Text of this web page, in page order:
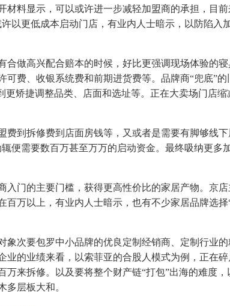
料显示，可以或许进一步减轻加盟商的承担，目
以更低成本启动门店，有业内人士暗示，以防陷入
高兴配合赔本的时候，好比更强调现场体验的
费、收银系统费和前期进货费等。品牌商“兜底”
矫捷调整品类、店面和选址等。正在大卖场门店
拆修费到店面房钱等，又或者是需要有脚够线
便需要数百万甚至万万的启动资金。最终吸纳更
的主要门槛，获得更高性价比的家居产物。京店
万以上，有业内人士暗示，也有不少家居品牌选
要包罗中小品牌的优良定制经销商、定制行业
的业绩来看，以索菲亚的合股人模式为例，正在
来拆修。以及要将整个财产链“打包”出海的难度
多层板大和。